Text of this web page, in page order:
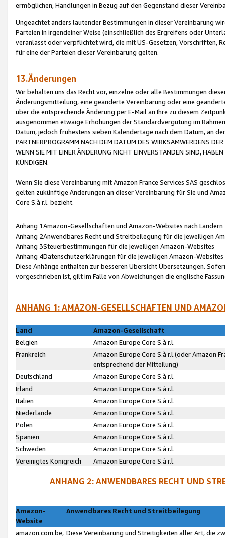
ermöglichen, Handlungen in Bezug auf den Gegenstand dieser
Ungeachtet anders lautender Bestimmungen in dieser Vereinbarung
Parteien in irgendeiner Weise (einschließlich des Ergreifens oder
veranlasst oder verpflichtet wird, die mit US-Gesetzen, Vorschriften,
für eine der Parteien dieser Vereinbarung gelten.
13.Änderungen
Wir behalten uns das Recht vor, einzelne oder alle Bestimmungen
Änderungsmitteilung, eine geänderte Vereinbarung oder eine
über die entsprechende Änderung per E-Mail an Ihre zu diesem
ausgenommen etwaige Erhöhungen der Standardvergütung im
Datum, jedoch frühestens sieben Kalendertage nach dem Datum, an
PARTNERPROGRAMM NACH DEM DATUM DES WIRKSAMWERDENS
WENN SIE MIT EINER ÄNDERUNG NICHT EINVERSTANDEN SIND,
KÜNDIGEN.
Wenn Sie diese Vereinbarung mit Amazon France Services SAS
gelten zukünftige Änderungen an dieser Vereinbarung für Sie und
Core S.à r.l. bezieht.
Anhang 1Amazon-Gesellschaften und Amazon-Websites nach Ländern
Anhang 2Anwendbares Recht und Streitbeilegung für die jeweiligen
Anhang 3Steuerbestimmungen für die jeweiligen Amazon-Websites
Anhang 4Datenschutzerklärungen für die jeweiligen Amazon-Websites
Diese Anhänge enthalten zur besseren Übersicht Übersetzungen.
vorgeschrieben ist, gilt im Falle von Abweichungen die englische
ANHANG 1: AMAZON-GESELLSCHAFTEN UND
Land
Amazon-Gesellschaft
Belgien
Amazon Europe Core S.à r.l.
Frankreich
Amazon Europe Core S.à r.l.(oder Amazon
entsprechend der Mitteilung)
Deutschland
Amazon Europe Core S.à r.l.
Irland
Amazon Europe Core S.à r.l.
Italien
Amazon Europe Core S.à r.l.
Niederlande
Amazon Europe Core S.à r.l.
Polen
Amazon Europe Core S.à r.l.
Spanien
Amazon Europe Core S.à r.l.
Schweden
Amazon Europe Core S.à r.l.
Vereinigtes Königreich
Amazon Europe Core S.à r.l.
ANHANG 2: ANWENDBARES RECHT UND
Amazon-
Website
Anwendbares Recht und Streitbeilegung
amazon.com.be, Diese Vereinbarung und Streitigkeiten aller Art, die